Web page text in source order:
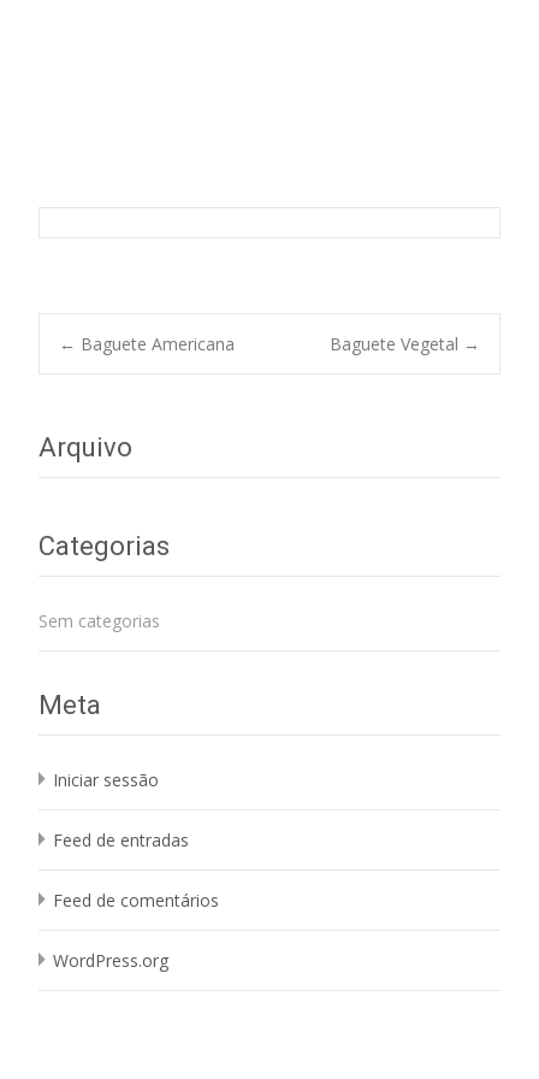
Post
← Baguete Americana Baguete Vegetal →
Arquivo
Categorias
Sem categorias
Meta
Iniciar sessão
Feed de entradas
Feed de comentários
WordPress.org